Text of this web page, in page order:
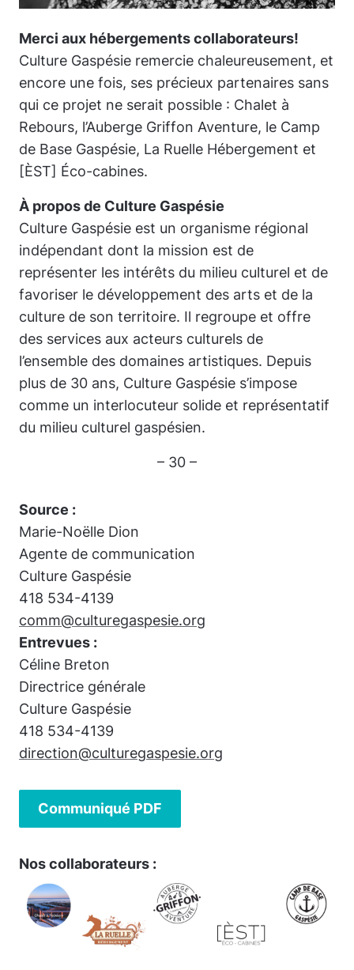
Merci aux hébergements collaborateurs!
Culture Gaspésie remercie chaleureusement, et
encore une fois, ses précieux partenaires sans
qui ce projet ne serait possible : Chalet à
Rebours, l’Auberge Griffon Aventure, le Camp
de Base Gaspésie, La Ruelle Hébergement et
[ÈST] Éco-cabines.
À propos de Culture Gaspésie
Culture Gaspésie est un organisme régional
indépendant dont la mission est de
représenter les intérêts du milieu culturel et de
favoriser le développement des arts et de la
culture de son territoire. Il regroupe et offre
des services aux acteurs culturels de
l’ensemble des domaines artistiques. Depuis
plus de 30 ans, Culture Gaspésie s’impose
comme un interlocuteur solide et représentatif
du milieu culturel gaspésien.
– 30 –
Source :
Marie-Noëlle Dion
Agente de communication
Culture Gaspésie
418 534-4139
comm@culturegaspesie.org
Entrevues :
Céline Breton
Directrice générale
Culture Gaspésie
418 534-4139
direction@culturegaspesie.org
Communiqué PDF
Nos collaborateurs :